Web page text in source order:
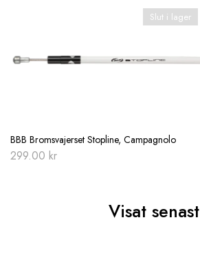
Slut i lager
BBB Bromsvajerset Stopline, Campagnolo
299.00 kr
Visat senast